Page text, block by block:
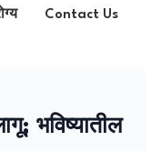
Contact Us
भविष्यातील